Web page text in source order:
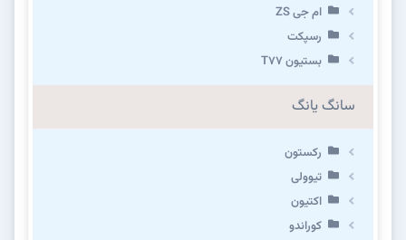
ام جی ZS
رسپکت
بستیون T۷۷
سانگ یانگ
رکستون
تیوولی
اکتیون
کوراندو